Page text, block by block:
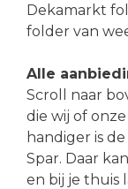
Dekamarkt
folder van
Alle
Scroll naar
die wij of
handiger is
Spar. Daar
en bij je thuis